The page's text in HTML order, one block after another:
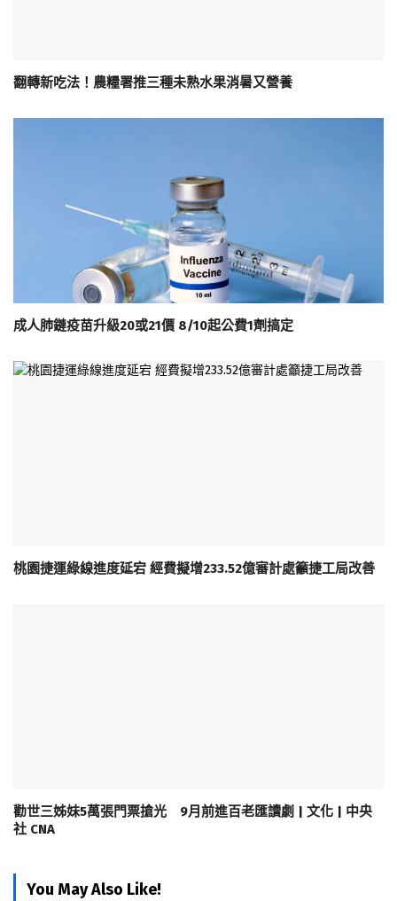
翻轉新吃法！農糧署推三種未熟水果消暑又營養
成人肺鏈疫苗升級20或21價 8/10起公費1劑搞定
桃園捷運綠線進度延宕 經費擬增233.52億審計處籲捷工局改善
勸世三姊妹5萬張門票搶光 9月前進百老匯讀劇 | 文化 | 中央
社 CNA
You May Also Like!